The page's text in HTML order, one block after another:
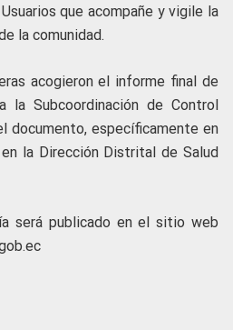
que acompañe y vigile la
la comunidad.
acogieron el informe final de
la Subcoordinación de Control
documento, específicamente en
la Dirección Distrital de Salud
será publicado en el sitio web